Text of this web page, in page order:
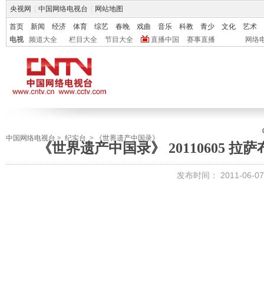
央视网 中国网络电视台 网站地图
首页 新闻 经济 体育 综艺 春晚 戏曲 音乐 科教 青少 文化
艺术
电视
频道大全 栏目大全 节目大全 直播中国 赛事直播 网络
中国网络电视台 > 纪实台 > 《世界遗产中国录》
《世界遗产中国录》 20110605 拉
发布时间： 2011-06-